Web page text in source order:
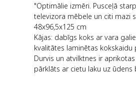
"Optimālie izmēri. Pusceļā
televizora mēbele un citi mazi
48x96,5x125 cm
Kājas: dabīgs koks ar vara
kvalitātes laminētas kokskaidu
Durvis un atvilktnes ir
pārklāts ar cietu laku uz ūdens